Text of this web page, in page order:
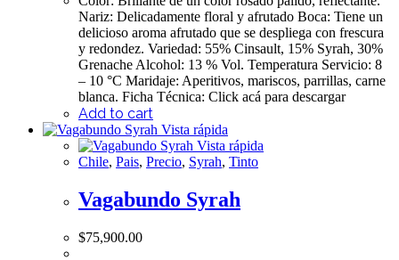
Nariz: Delicadamente floral y afrutado Boca: Tiene un
delicioso aroma afrutado que se despliega con frescura
y redondez. Variedad: 55% Cinsault, 15% Syrah, 30%
Grenache Alcohol: 13 % Vol. Temperatura Servicio: 8
– 10 °C Maridaje: Aperitivos, mariscos, parrillas, carne
blanca. Ficha Técnica: Click acá para descargar
Add to cart
Vista rápida
Vista rápida
Chile, Pais, Precio, Syrah, Tinto
Vagabundo Syrah
$75,900.00